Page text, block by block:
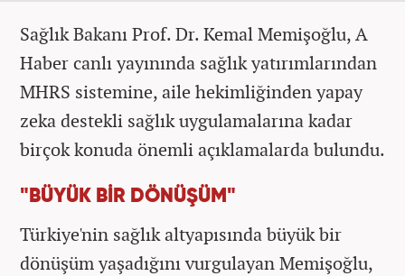
Sağlık Bakanı Prof. Dr. Kemal Memişoğlu, A
Haber canlı yayınında sağlık yatırımlarından
MHRS sistemine, aile hekimliğinden yapay
zeka destekli sağlık uygulamalarına kadar
birçok konuda önemli açıklamalarda bulundu.
"BÜYÜK BİR DÖNÜŞÜM"
Türkiye'nin sağlık altyapısında büyük bir
dönüşüm yaşadığını vurgulayan Memişoğlu,